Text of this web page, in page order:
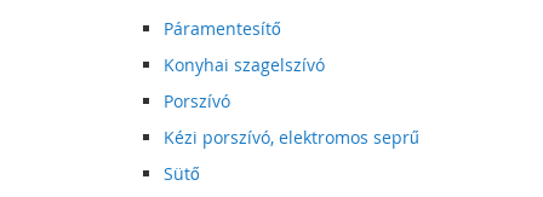
Páramentesítő
Konyhai szagelszívó
Porszívó
Kézi porszívó, elektromos seprű
Sütő